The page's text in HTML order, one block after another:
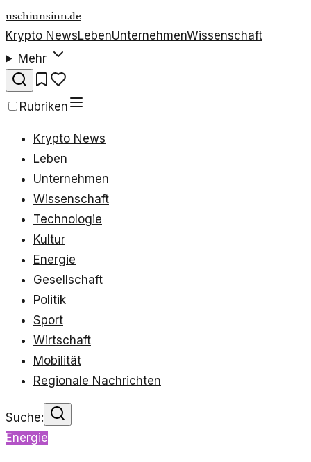
uschiunsinn.de
Krypto NewsLebenUnternehmenWissenschaft
Mehr
Rubriken
Krypto News
Leben
Unternehmen
Wissenschaft
Technologie
Kultur
Energie
Gesellschaft
Politik
Sport
Wirtschaft
Mobilität
Regionale Nachrichten
Suche:
Energie